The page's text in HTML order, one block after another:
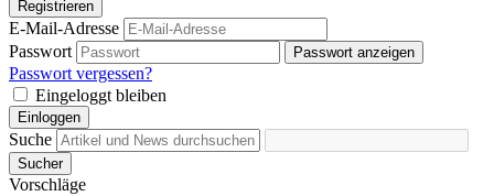
Registrieren
E-Mail-Adresse
Passwort
Passwort anzeigen
Passwort vergessen?
Eingeloggt bleiben
Einloggen
Suche
Sucher
Vorschläge